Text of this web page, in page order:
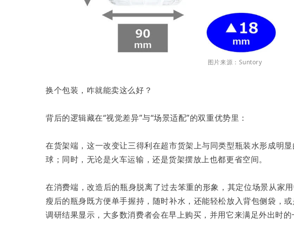
图片来源：Suntory
换个包装，咋就能卖这么好？
背后的逻辑藏在“视觉差异”与“场景适配”的双重优势里：
在货架端，这一改变让三得利在超市货架上与同类型瓶装水形成明
球；同时，无论是火车运输，还是货架摆放上也都更省空间。
在消费端，改造后的瓶身脱离了过去笨重的形象，其定位场景从家
瘦后的瓶身既方便单手握持，随时补水，还能轻松放入背包侧袋，或
调研结果显示，大多数消费者会在早上购买，并用它来满足外出时的